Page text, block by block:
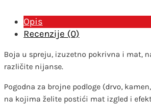
Opis
Recenzije (0)
Boja u spreju, izuzetno pokrivna i mat,
različite nijanse.
Pogodna za brojne podloge (drvo,
na kojima želite postići mat izgled i